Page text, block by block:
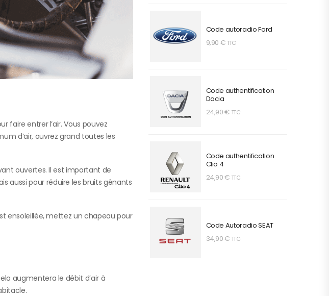
faire entrer l’air. Vous pouvez
d’air, ouvrez grand toutes les
ouvertes. Il est important de
aussi pour réduire les bruits gênants
ensoleillée, mettez un chapeau pour
augmentera le débit d’air à
Code autoradio Ford
9,90 € TTC
Code authentification
Dacia
24,90€ TTC
Code authentification
Clio 4
24,90€ TTC
Code Autoradio SEAT
34,90€ TTC